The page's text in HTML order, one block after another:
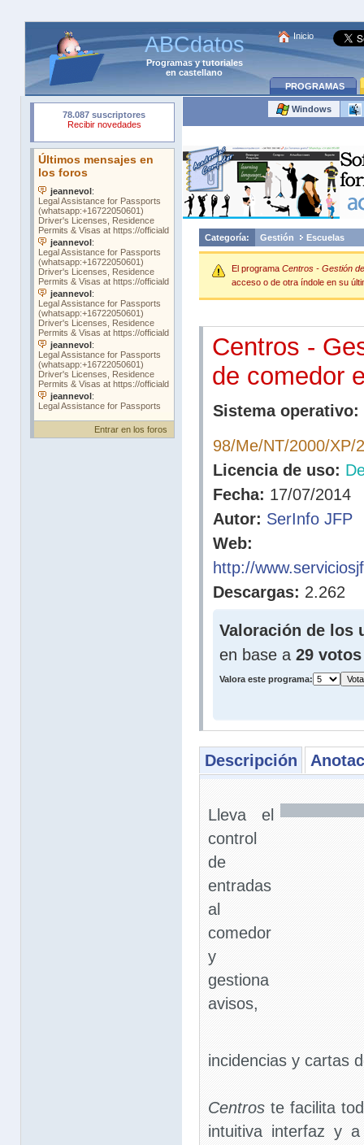
ABCdatos
Programasytutoriales
en castellano
Inicio
PROGRAMAS
Entrar en los foros
Windows
Categoría: Gestión Escuelas
El programa Centros - Gestión
acceso o de otra índole en su
Centros -
de comedor
Sistema operativo:
98/Me/NT/2000/XP/
Licencia de uso:
Fecha: 17/07/2014
Autor: SerInfo JFP
Web:
http://
Descargas: 2.262
Valoración de los
en base a 29 votos
Valora este programa:
Descripción
Lleva el
control
de
entradas
al
comedor
y
gestiona
avisos,
incidencias y cartas
Centros te facilita
intuitiva interfaz y